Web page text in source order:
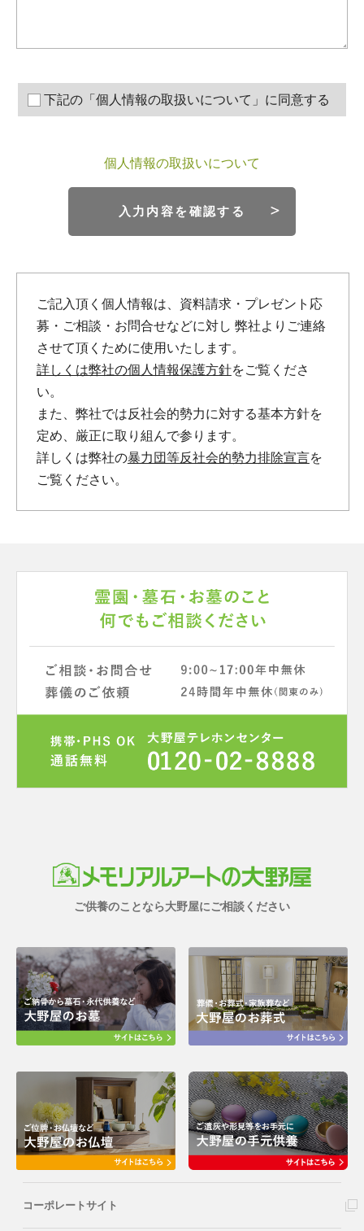
下記の「個人情報の取扱いについて」に同意する
個人情報の取扱いについて
入力内容を確認する
ご記入頂く個人情報は、資料請求・プレゼント応
募・ご相談・お問合せなどに対し 弊社よりご連絡
させて頂くために使用いたします。
詳しくは弊社の個人情報保護方針をご覧くださ
い。
また、弊社では反社会的勢力に対する基本方針を
定め、厳正に取り組んで参ります。
詳しくは弊社の暴力団等反社会的勢力排除宣言を
ご覧ください。
ご供養のことなら大野屋にご相談ください
コーポレートサイト